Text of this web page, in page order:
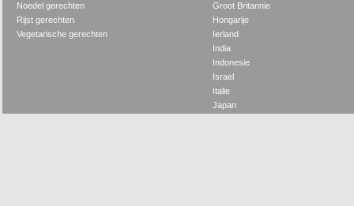
Noedel gerechten
Rijst gerechten
Vegetarische gerechten
Groot Britannie
Hongarije
Ierland
India
Indonesie
Israel
Italie
Japan